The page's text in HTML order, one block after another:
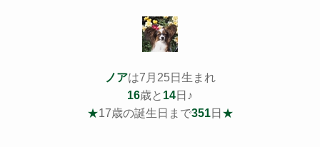
ノアは7月25日生まれ
16歳と 14日♪
★17歳の誕生日まで351日 ★